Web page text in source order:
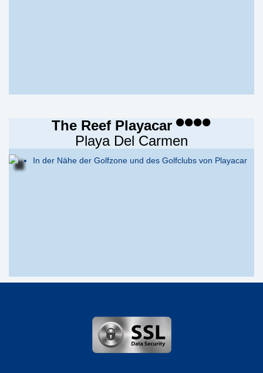
The Reef Playacar
Playa Del Carmen
In der Nähe der Golfzone und des Golfclubs von Playacar